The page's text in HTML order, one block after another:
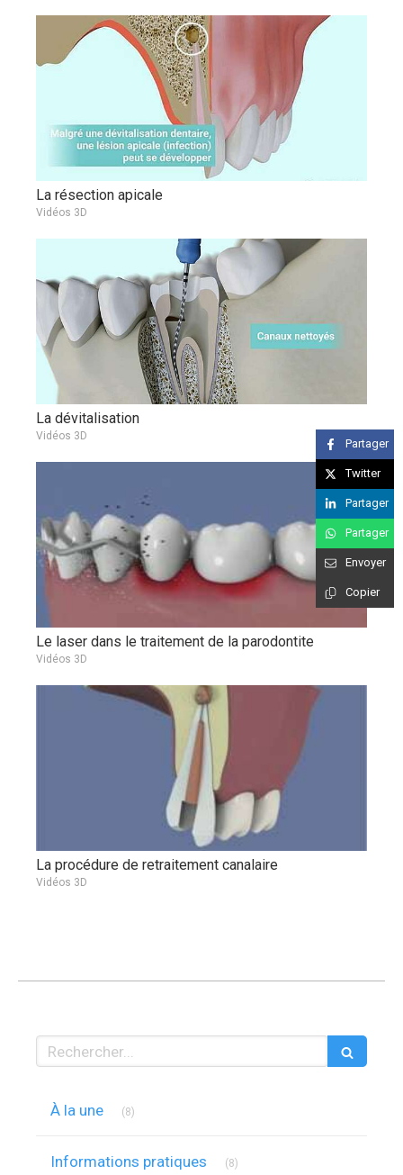
La résection apicale
Vidéos 3D
La dévitalisation
Vidéos 3D
Le laser dans le traitement de la parodontite
Vidéos 3D
La procédure de retraitement canalaire
Vidéos 3D
Partager
Twitter
Partager
Partager
Envoyer
Copier
Rechercher
À la une (8)
Informations pratiques (8)